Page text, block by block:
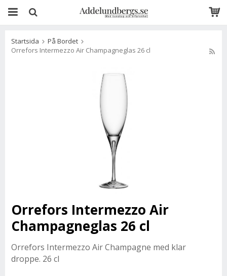
Startsida
På Bordet
Orrefors Intermezzo Air Champagneglas 26 cl
Orrefors Intermezzo Air
Champagneglas 26 cl
Orrefors Intermezzo Air Champagne med klar
droppe. 26 cl